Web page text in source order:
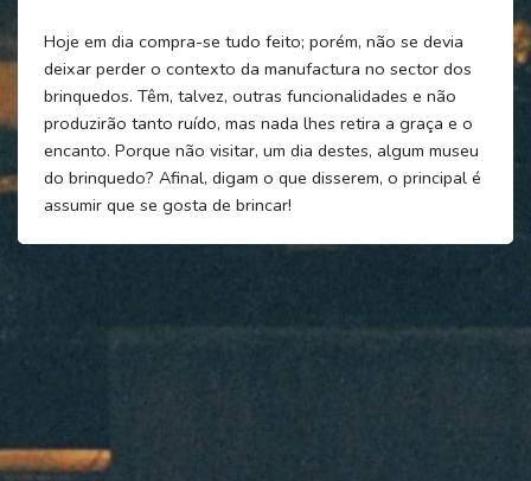
Hoje em dia compra-se tudo feito; porém, não se devia
deixar perder o contexto da manufactura no sector dos
brinquedos. Têm, talvez, outras funcionalidades e não
produzirão tanto ruído, mas nada lhes retira a graça e o
encanto. Porque não visitar, um dia destes, algum museu
do brinquedo? Afinal, digam o que disserem, o principal é
assumir que se gosta de brincar!